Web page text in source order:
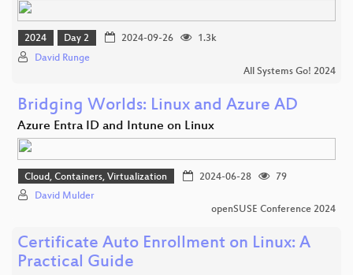
2024 Day 2 2024-09-26
1.3k
David Runge
All Systems Go! 2024
Bridging Worlds: Linux and Azure AD
Azure Entra ID and Intune on Linux
Cloud, Containers, Virtualization 2024-06-28
79
David Mulder
openSUSE Conference 2024
Certificate Auto Enrollment on Linux: A
Practical Guide